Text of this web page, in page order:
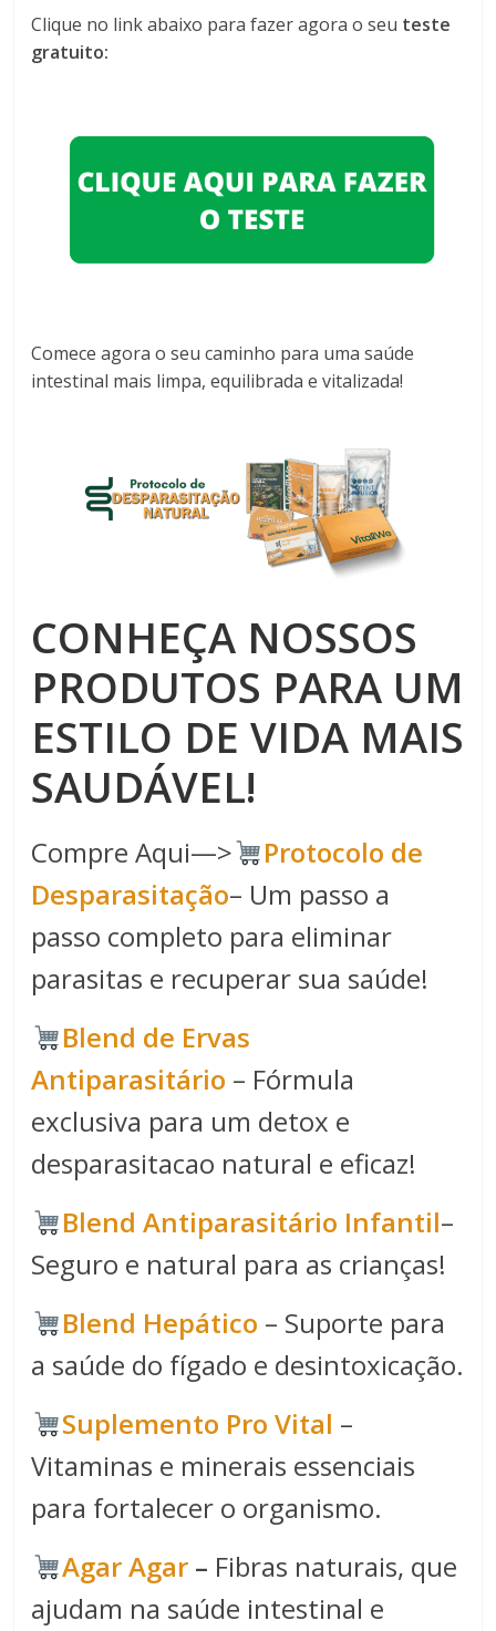
Clique no link abaixo para fazer agora o seu teste
gratuito:
Comece agora o seu caminho para uma saúde
intestinal mais limpa, equilibrada e vitalizada!
CONHEÇA NOSSOS
PRODUTOS PARA UM
ESTILO DE VIDA MAIS
SAUDÁVEL!
Compre Aqui—>
Protocolo de
Desparasitação– Um passo a
passo completo para eliminar
parasitas e recuperar sua saúde!
Blend de Ervas
Antiparasitário – Fórmula
exclusiva para um detox e
desparasitacao natural e eficaz!
Blend Antiparasitário Infantil–
Seguro e natural para as crianças!
Blend Hepático – Suporte para
a saúde do fígado e desintoxicação.
Suplemento Pro Vital –
Vitaminas e minerais essenciais
para fortalecer o organismo.
Agar Agar– Fibras naturais, que
ajudam na saúde intestinal e